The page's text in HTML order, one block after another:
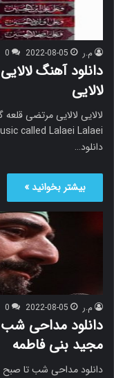
م.ر 2022-08-05
0
دانلود آهنگ
لالایی
called Lalaei Lalaei
دانلود…
بیشتر بخوانید »
م.ر 2022-08-05
0
دانلود مداحی شب
مجید بنی فاطمه